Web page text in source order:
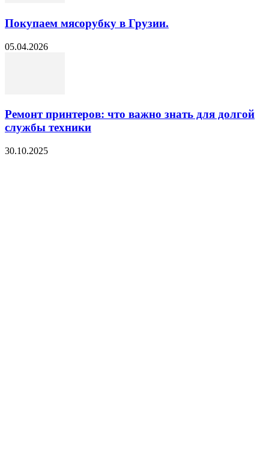
Покупаем мясорубку в Грузии.
05.04.2026
Ремонт принтеров: что важно знать для долгой
службы техники
30.10.2025